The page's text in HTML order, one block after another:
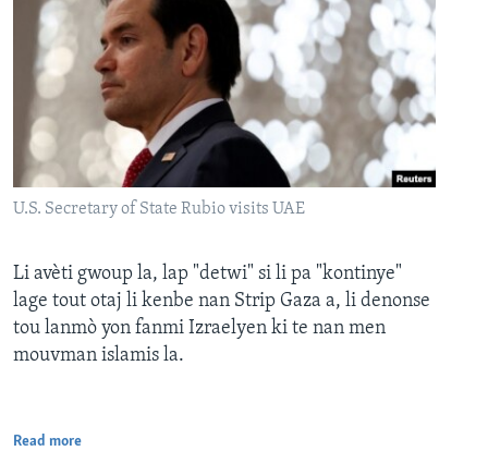
U.S. Secretary of State Rubio visits UAE
Li avèti gwoup la, lap "detwi" si li pa "kontinye"
lage tout otaj li kenbe nan Strip Gaza a, li denonse
tou lanmò yon fanmi Izraelyen ki te nan men
mouvman islamis la.
Read more